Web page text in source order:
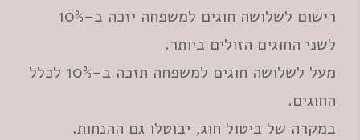
רישום לשלושה חוגים למשפחה יזכה ב–10%
לשני החוגים הזולים ביותר.
מעל לשלושה חוגים למשפחה תזכה ב–10% לכלל
החוגים.
במקרה של ביטול חוג, יבוטלו גם ההנחות.